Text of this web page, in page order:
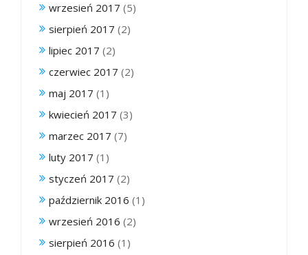
wrzesień 2017 (5)
sierpień 2017 (2)
lipiec 2017 (2)
czerwiec 2017 (2)
maj 2017 (1)
kwiecień 2017 (3)
marzec 2017 (7)
luty 2017 (1)
styczeń 2017 (2)
październik 2016 (1)
wrzesień 2016 (2)
sierpień 2016 (1)